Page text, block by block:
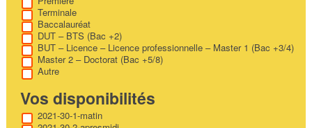
Terminale
Baccalauréat
DUT – BTS (Bac +2)
BUT – Licence – Licence professionnelle – Master 1 (Bac +3/4)
Master 2 – Doctorat (Bac +5/8)
Autre
Vos disponibilités
2021-30-1-matin